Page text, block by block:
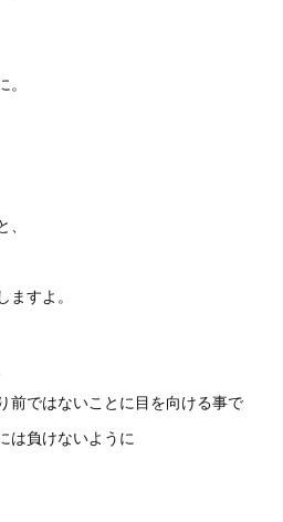
すよ。
前ではないことに目を向ける事で
は負けないように